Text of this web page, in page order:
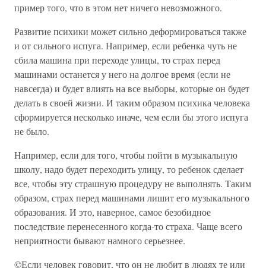
пример того, что в этом нет ничего невозможного.
Развитие психики может сильно деформироваться также
и от сильного испуга. Например, если ребенка чуть не
сбила машина при переходе улицы, то страх перед
машинами останется у него на долгое время (если не
навсегда) и будет влиять на все выборы, которые он будет
делать в своей жизни. И таким образом психика человека
сформируется несколько иначе, чем если бы этого испуга
не было.
Например, если для того, чтобы пойти в музыкальную
школу, надо будет переходить улицу, то ребенок сделает
все, чтобы эту страшную процедуру не выполнять. Таким
образом, страх перед машинами лишит его музыкального
образования. И это, наверное, самое безобидное
последствие перенесенного когда-то страха. Чаще всего
неприятности бывают намного серьезнее.
©Если человек говорит, что он не любит в людях те или